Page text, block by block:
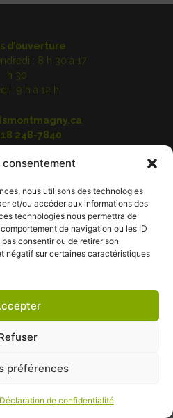
consentement
nous utilisons des technologies
et/ou accéder aux informations des
technologies nous permettra de
de navigation ou les ID
consentir ou de retirer son
négatif sur certaines caractéristiques
préférences
Déclaration de confidentialité
d’ouverture
: 8 h 30 à 17
h 30
: 9 h à 12 h
248-7840
Taché Est